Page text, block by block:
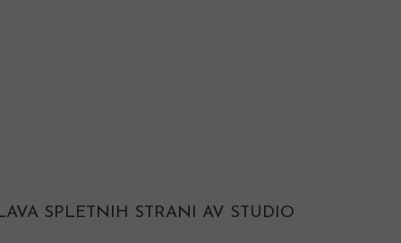
SPLETNIH STRANI AV STUDIO